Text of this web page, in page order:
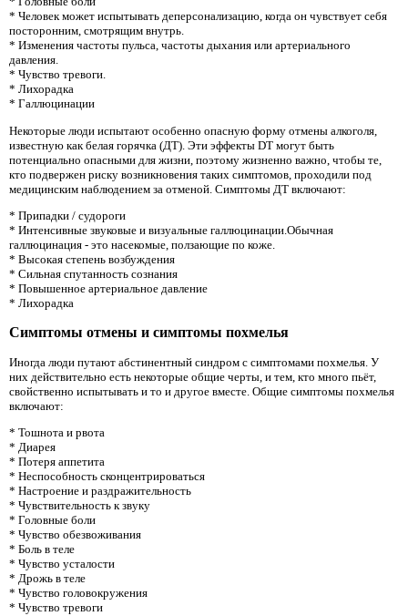
* Человек может испытывать деперсонализацию, когда он чувствует себя
посторонним, смотрящим внутрь.
* Изменения частоты пульса, частоты дыхания или артериального
давления.
* Чувство тревоги.
* Лихорадка
* Галлюцинации
Некоторые люди испытают особенно опасную форму отмены алкоголя,
известную как белая горячка (ДТ). Эти эффекты DT могут быть
потенциально опасными для жизни, поэтому жизненно важно, чтобы те,
кто подвержен риску возникновения таких симптомов, проходили под
медицинским наблюдением за отменой. Симптомы ДТ включают:
* Припадки / судороги
* Интенсивные звуковые и визуальные галлюцинации.Обычная
галлюцинация - это насекомые, ползающие по коже.
* Высокая степень возбуждения
* Сильная спутанность сознания
* Повышенное артериальное давление
* Лихорадка
Симптомы отмены и симптомы похмелья
Иногда люди путают абстинентный синдром с симптомами похмелья. У
них действительно есть некоторые общие черты, и тем, кто много пьёт,
свойственно испытывать и то и другое вместе. Общие симптомы похмелья
включают:
* Тошнота и рвота
* Диарея
* Потеря аппетита
* Неспособность сконцентрироваться
* Настроение и раздражительность
* Чувствительность к звуку
* Головные боли
* Чувство обезвоживания
* Боль в теле
* Чувство усталости
* Дрожь в теле
* Чувство головокружения
* Чувство тревоги